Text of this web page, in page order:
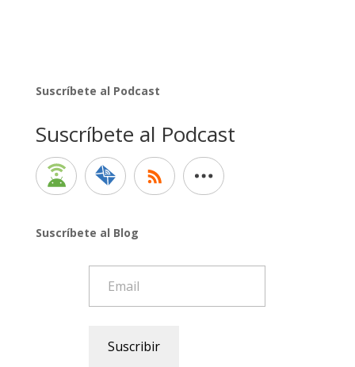
Suscríbete al Podcast
Suscríbete al Podcast
Suscríbete al Blog
Suscribir